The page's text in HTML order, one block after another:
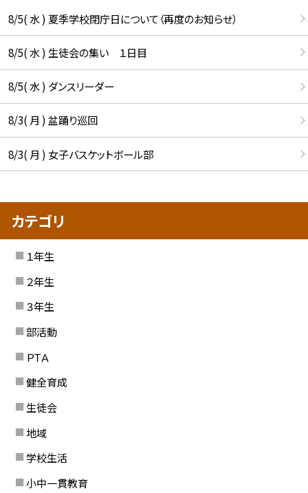
8/5( 水 ) 夏季学校閉庁日について（再度のお知らせ）
8/5( 水 ) 生徒会の集い １日目
8/5( 水 ) ダンスリーダー
8/3( 月 ) 盆踊り巡回
8/3( 月 ) 女子バスケットボール部
カテゴリ
１年生
２年生
３年生
部活動
ＰＴＡ
健全育成
生徒会
地域
学校生活
小中一貫教育